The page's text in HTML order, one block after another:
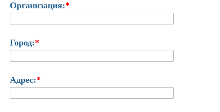
Организация:*
Город:*
Адрес:*